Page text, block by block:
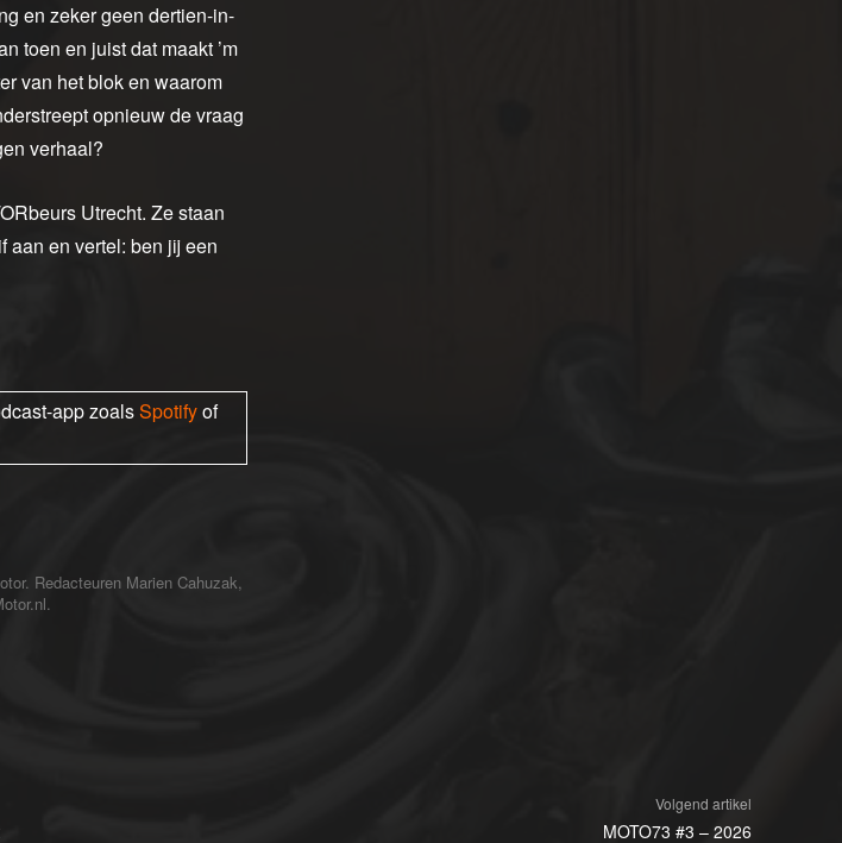
en zeker geen dertien-in-
toen en juist dat maakt ’m
van het blok en waarom
opnieuw de vraag
verhaal?
Utrecht. Ze staan
aan en vertel: ben jij een
app zoalsSpotifyof
Redacteuren Marien Cahuzak,
Volgend artikel
MOTO73 #3 – 2026